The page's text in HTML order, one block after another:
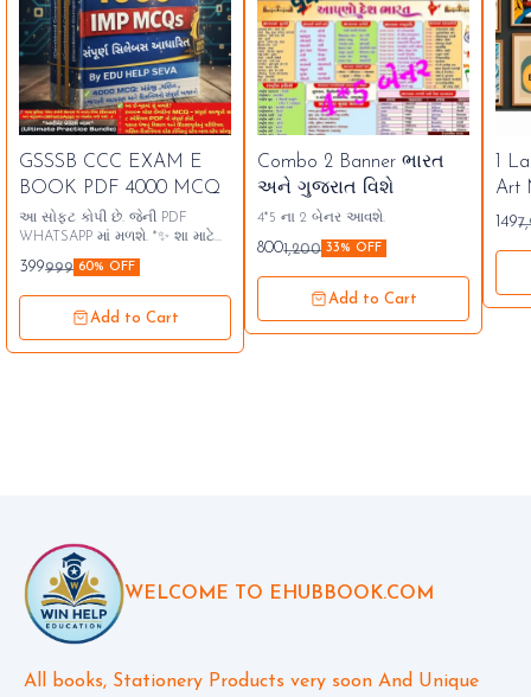
GSSSB CCC EXAM E
BOOK PDF 4000 MCQ
આ સોફ્ટ કોપી છે. જેની PDF
WHATSAPP માં મળશે. *​✨ શા માટે
આ ઈ-બુક ખરીદવી?* ૧. ૪૦૦૦
MCQ: આનાથી બહાર કંઈ જ નહીં!
❌ ૨. ૧૭૦૭ પેજ: ફૂલ ડિટેલ
સોલ્યુશન. 📚 ૩. ૮ PDF સેટ:
તુરંત એક્સેસ: પેમેન્ટ કરો અને
399999 60% OFF
Add to Cart
Combo 2 Banner ભારત
અને ગુજરાત વિશે
4*5 ના 2 બેનર આવશે.
8001,200 33% OFF
Add to Cart
1
Art
Pdf
149
WELCOME TO EHUBBOOK.COM
All books, Stationery Products very soon And Unique